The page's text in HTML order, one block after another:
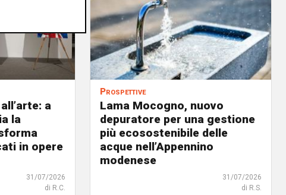
a
la
in opere
31/07/2026
di R.C.
Prospettive
Lama Mocogno, nuovo
depuratore per una gestione
più ecosostenibile delle
acque nell’Appennino
modenese
31/07/2026
di R.S.